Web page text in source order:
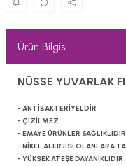
Ürün Bilgisi
NÜSSE YUVARLAK
- ANTİBAKTERİYELDİR
- ÇİZİLMEZ
- EMAYE ÜRÜNLER SAĞLIKLIDIR
- NİKEL ALERJİSİ OLANLARA
- YÜKSEK ATEŞE DAYANIKLIDIR